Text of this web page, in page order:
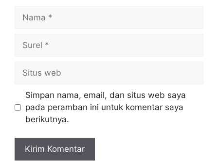
web
Simpan nama, email, dan situs web saya
pada peramban ini untuk komentar saya
berikutnya.